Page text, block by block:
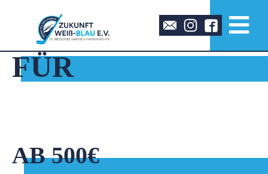
FÜR
AB 500€